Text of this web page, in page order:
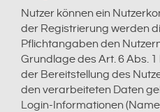
Nutzer können ein
der Registrierung werden
Pflichtangaben den
Grundlage des Art. 6 Abs. 1
der Bereitstellung des
den verarbeiteten Daten
Login-Informationen